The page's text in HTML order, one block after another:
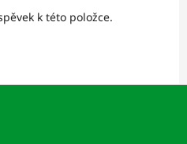
k této položce.